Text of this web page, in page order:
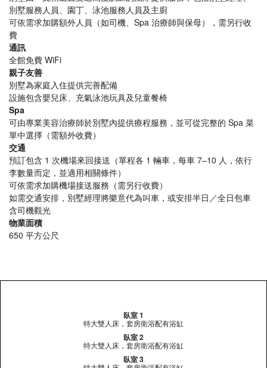
別墅服務人員、園丁、泳池服務人員及主廚
可依需求加購額外人員（如司機、Spa 治療師與保母），需另行收
費
通訊
全館免費 WiFi
親子友善
別墅為家庭入住提供完善配備
設施包含嬰兒床、充氣泳池玩具及兒童餐椅
Spa
可由專業美容治療師於別墅內提供療程服務，並可從完整的 Spa 菜
單中選擇（需額外收費）
交通
預訂包含 1 次機場來回接送（單程各 1 輛車，每車 7–10 人，依行
李數量而定，並適用相關條件）
可依需求加購機場接送服務（需另行收費）
如需交通安排，別墅經理將樂意代為叫車，或安排半日／全日包車
含司機觀光
物業面積
650 平方公尺
臥室 1
特大雙人床，套房衛浴配有浴缸
臥室 2
特大雙人床，套房衛浴配有浴缸
臥室 3